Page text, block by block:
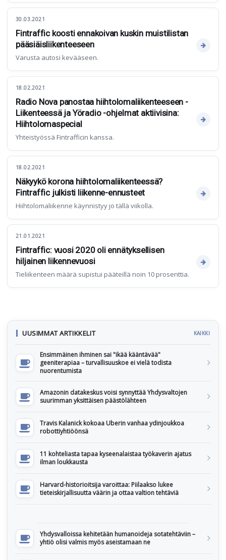
30.03.2021
Fintraffic koosti ennakoivan kuskin muistilistan
pääsiäisliikenteeseen
Varusta autosi kevääseen.
18.02.2021
Radio Nova panostaa hiihtolomaliikenteeseen -
Liikenteessä ja Yöradio -ohjelmat aktiivisina:
Hiihtolomaspecial
Yhteistyössä Fintrafficin kanssa.
18.02.2021
Näkyykö korona hiihtolomaliikenteessä?
Fintraffic julkisti liikenne-ennusteet
Hiihtolomaliikenne käynnistyy jo tällä viikolla.
21.01.2021
Fintraffic: vuosi 2020 oli ennätyksellisen
hiljainen liikennevuosi
Tieliikenteen määrä supistui pääteillä noin 10 prosenttia.
UUSIMMAT ARTIKKELIT KAIKKI
Ensimmäinen ihminen sai "ikää kääntävää"
geeniterapiaa – turvallisuuskoe ei vielä todista
nuorentumista
Amazonin datakeskus voisi synnyttää Yhdysvaltojen
suurimman yksittäisen päästölähteen
Travis Kalanick kokoaa Uberin vanhaa ydinjoukkoa
robottiyhtiöönsä
11 kohteliasta tapaa kyseenalaistaa työkaverin ajatus
ilman loukkausta
Harvard-historioitsija varoittaa: Piilaakso lukee
tieteiskirjallisuutta väärin ja ottaa valtion tehtäviä
Yhdysvalloissa kehitetään humanoideja sotatehtäviin –
yhtiö olisi valmis myös aseistamaan ne